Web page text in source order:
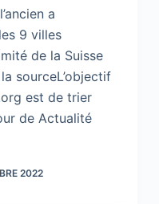
a
9 villes
de la Suisse
sourceL’objectif
est de trier
de Actualité
2022